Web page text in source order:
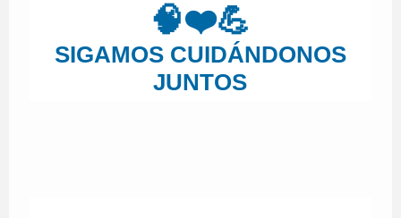
🧠❤️💪
SIGAMOS CUIDÁNDONOS
JUNTOS